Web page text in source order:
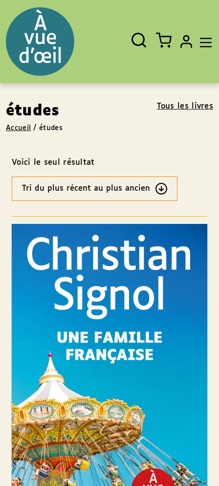
Fermer
Rechercher
un
livre,
un
auteur,
un
EAN
études Tous les livres
Accueil /études
Voici le seul résultat
Ordre